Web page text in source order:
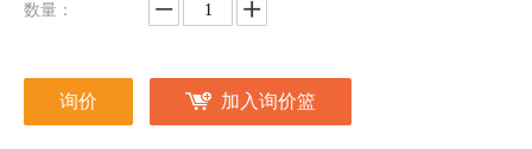
数量：
询价 加入询价篮